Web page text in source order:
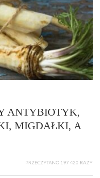
ANTYBIOTYK,
MIGDAŁKI, A
PRZECZYTANO 197 420 RAZY